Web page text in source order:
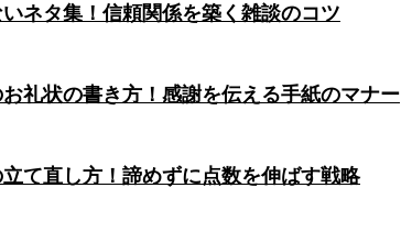
ネタ集！信頼関係を築く雑談のコツ
礼状の書き方！感謝を伝える手紙のマナー
て直し方！諦めずに点数を伸ばす戦略